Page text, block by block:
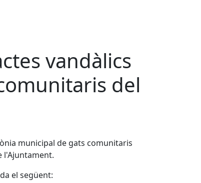
vandàlics
del
municipal de gats comunitaris
l'Ajuntament.
el següent: